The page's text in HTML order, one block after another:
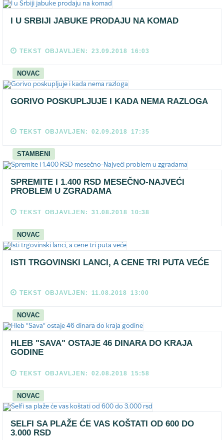
I U SRBIJI JABUKE PRODAJU NA KOMAD
TEKST OBJAVLJEN: 23.09.2018 16:03
NOVAC
GORIVO POSKUPLJUJE I KADA NEMA RAZLOGA
TEKST OBJAVLJEN: 02.09.2018 17:35
STAMBENI
SPREMITE I 1.400 RSD MESEČNO-NAJVEĆI
PROBLEM U ZGRADAMA
TEKST OBJAVLJEN: 31.08.2018 10:38
NOVAC
ISTI TRGOVINSKI LANCI, A CENE TRI PUTA VEĆE
TEKST OBJAVLJEN: 11.08.2018 13:00
NOVAC
HLEB "SAVA" OSTAJE 46 DINARA DO KRAJA
GODINE
TEKST OBJAVLJEN: 02.08.2018 15:58
NOVAC
SELFI SA PLAŽE ĆE VAS KOŠTATI OD 600 DO
3.000 RSD